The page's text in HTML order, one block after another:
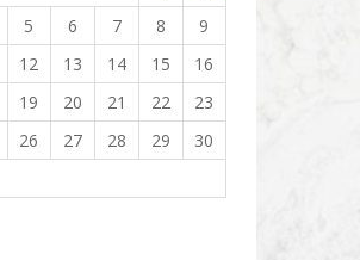
5 6 7 8
9
12 13 14 15
16
19 20 21 22
23
26 27 28 29
30